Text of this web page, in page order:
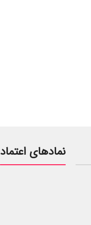
نمادهای اعتماد